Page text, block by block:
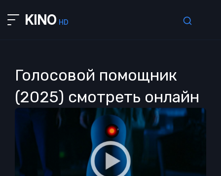
KINO HD
Голосовой помощник
(2025) смотреть онлайн